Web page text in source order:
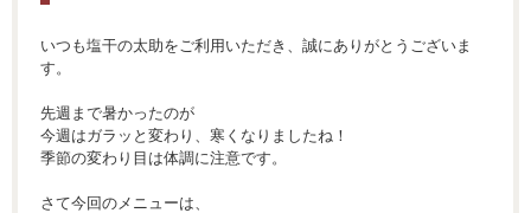
いつも塩干の太助をご利用いただき、誠にありがとうございま
す。
先週まで暑かったのが
今週はガラッと変わり、寒くなりましたね！
季節の変わり目は体調に注意です。
さて今回のメニューは、